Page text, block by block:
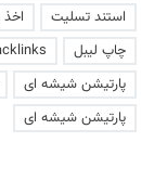
استند تسلیت
اخذ
چاپ لیبل
پارتیشن شیشه ای
پارتیشن شیشه ای